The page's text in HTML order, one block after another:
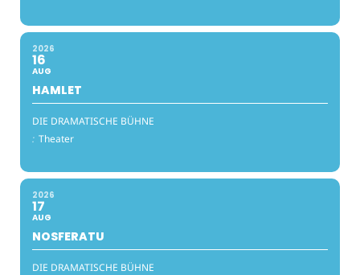
2026
16
AUG
HAMLET
DIE DRAMATISCHE BÜHNE
: Theater
2026
17
AUG
NOSFERATU
DIE DRAMATISCHE BÜHNE